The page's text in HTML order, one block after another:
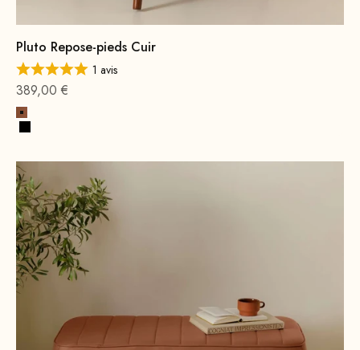
Pluto Repose-pieds Cuir
1 avis
Offre à partir de
389,00 €
Cognac
Noir